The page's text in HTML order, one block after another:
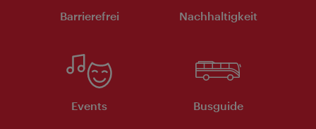
Barrierefrei Nachhaltigkeit
Events Busguide